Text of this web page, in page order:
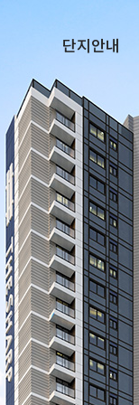
단지안내